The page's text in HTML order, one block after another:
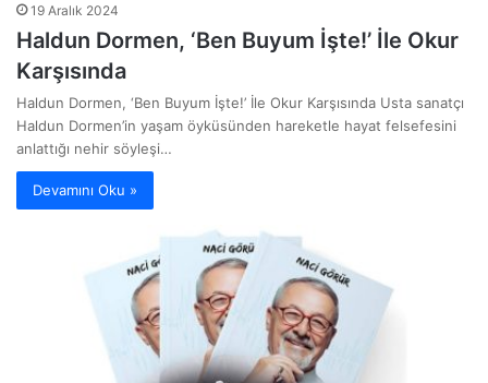
19 Aralık 2024
Haldun Dormen, ‘Ben Buyum İşte!’ İle Okur
Karşısında
Haldun Dormen, ‘Ben Buyum İşte!’ İle Okur Karşısında Usta sanatçı
Haldun Dormen’in yaşam öyküsünden hareketle hayat felsefesini
anlattığı nehir söyleşi…
Devamını Oku »